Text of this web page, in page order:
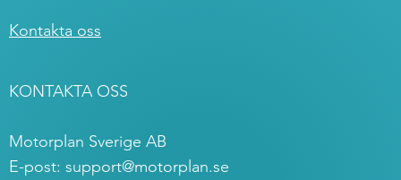
Kontakta oss
KONTAKTA OSS
Motorplan Sverige AB
E-post: support@motorplan.se